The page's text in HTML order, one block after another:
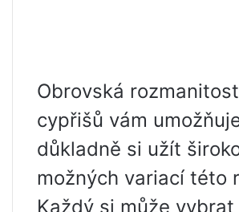
Obrovská
cypřišů vám
důkladně si užít
možných variací této
Každý si může vybrat